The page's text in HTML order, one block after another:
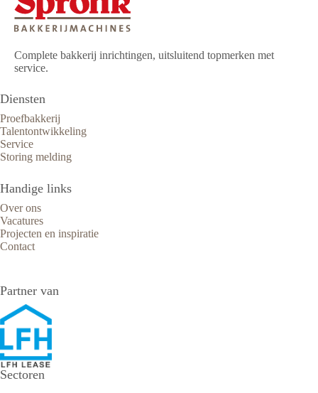
Complete bakkerij inrichtingen, uitsluitend topmerken met
service.
Diensten
Proefbakkerij
Talentontwikkeling
Service
Storing melding
Handige links
Over ons
Vacatures
Projecten en inspiratie
Contact
Partner van
Sectoren